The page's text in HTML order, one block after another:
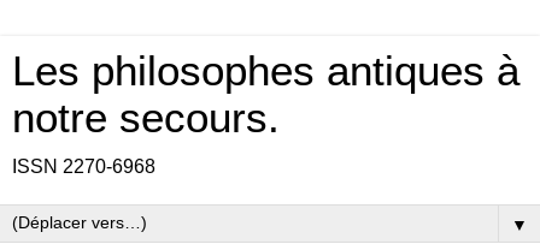
Les philosophes antiques à
notre secours.
ISSN 2270-6968
▼